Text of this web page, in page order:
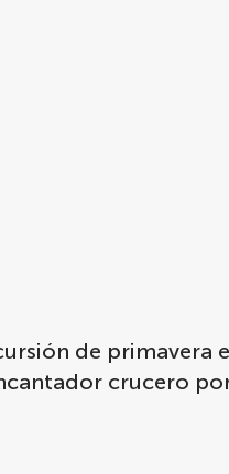
de primavera
crucero